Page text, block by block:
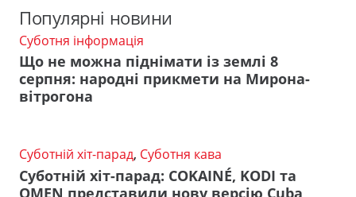
Популярні новини
Суботня інформація
Що не можна піднімати із землі 8
серпня: народні прикмети на Мирона-
вітрогона
Суботній хіт-парад, Суботня кава
Суботній хіт-парад: COKAINÉ, KODI та
OMEN представили нову версію Cuba